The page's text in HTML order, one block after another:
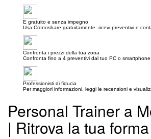
E gratuito e senza impegno
Usa Cronoshare gratuitamente: ricevi preventivi e
Confronta i prezzi della tua zona
Confronta fino a 4 preventivi dal tuo PC o
Professionisti di fiducia
Per maggiori informazioni, leggi le recensioni e
Personal Trainer a
| Ritrova la tua